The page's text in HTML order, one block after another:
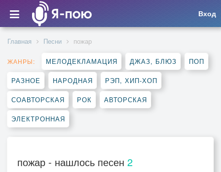
Вход
Главная Песни пожар
ЖАНРЫ: МЕЛОДЕКЛАМАЦИЯ ДЖАЗ, БЛЮЗ ПОП
РАЗНОЕ НАРОДНАЯ РЭП, ХИП-ХОП
СОАВТОРСКАЯ РОК АВТОРСКАЯ
ЭЛЕКТРОННАЯ
пожар - нашлось песен 2